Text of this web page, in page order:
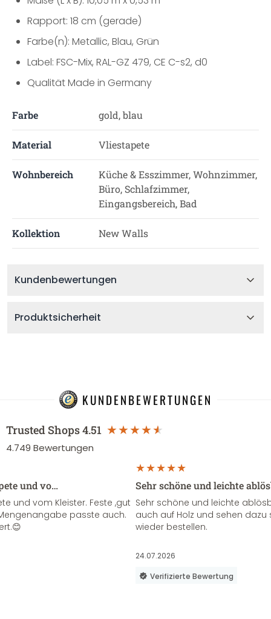
Rapport: 18 cm (gerade)
Farbe(n): Metallic, Blau, Grün
Label: FSC-Mix, RAL-GZ 479, CE C-s2, d0
Qualität Made in Germany
Farbe gold, blau
Material Vliestapete
Wohnbereich
Küche & Esszimmer, Wohnzimmer,
Büro, Schlafzimmer,
Eingangsbereich, Bad
Kollektion New Walls
Kundenbewertungen
Produktsicherheit
KUNDENBEWERTUNGEN
Trusted Shops4.51
4.749 Bewertungen
und vo…
und vom Kleister. Feste ,gut
passte auch.
Sehr schöne und leichte
Sehr schöne und leichte
auch auf Holz und sehen
wieder bestellen.
24.07.2026
Verifizierte Bewertung